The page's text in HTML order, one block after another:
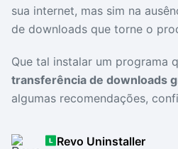
sua internet, mas sim na
de downloads que torne o
Que tal instalar um programa
transferência de downloads
algumas recomendações,
Revo Uninstaller